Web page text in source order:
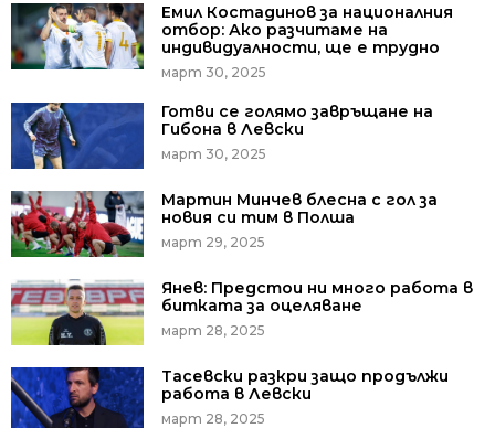
Емил Костадинов за националния
отбор: Ако разчитаме на
индивидуалности, ще е трудно
март 30, 2025
Готви се голямо завръщане на
Гибона в Левски
март 30, 2025
Мартин Минчев блесна с гол за
новия си тим в Полша
март 29, 2025
Янев: Предстои ни много работа в
битката за оцеляване
март 28, 2025
Тасевски разкри защо продължи
работа в Левски
март 28, 2025